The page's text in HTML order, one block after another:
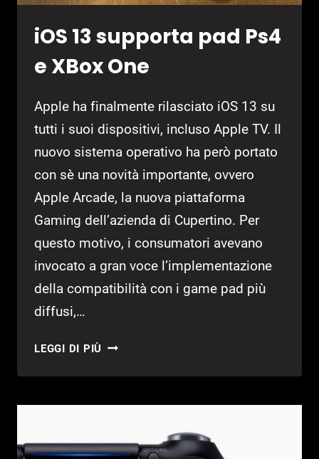
iOS 13 supporta pad Ps4
e XBox One
Apple ha finalmente rilasciato iOS 13 su
tutti i suoi dispositivi, incluso Apple TV. Il
nuovo sistema operativo ha però portato
con sè una novità importante, ovvero
Apple Arcade, la nuova piattaforma
Gaming dell’azienda di Cupertino. Per
questo motivo, i consumatori avevano
invocato a gran voce l’implementazione
della compatibilità con i game pad più
diffusi,…
LEGGI DI PIÙ IOS
SUPPORTA
XBOX